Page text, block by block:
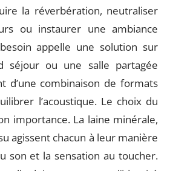
la réverbération, neutraliser
ou instaurer une ambiance
appelle une solution sur
séjour ou une salle partagée
d’une combinaison de formats
l’acoustique. Le choix du
importance. La laine minérale,
agissent chacun à leur manière
son et la sensation au toucher.